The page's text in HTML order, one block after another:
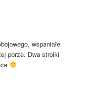
wspaniałe
porze. Dwa stroiki